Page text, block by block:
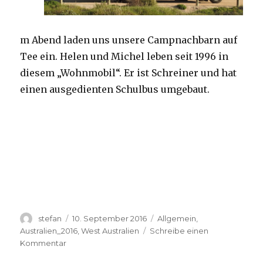
m Abend laden uns unsere Campnachbarn auf
Tee ein. Helen und Michel leben seit 1996 in
diesem „Wohnmobil“. Er ist Schreiner und hat
einen ausgedienten Schulbus umgebaut.
Autor
stefan
Veröffentlicht
am
10. September 2016 Kategorien
Allgemein
Australien_2016 ,West Australien
Schreibe einen
Kommentarzu